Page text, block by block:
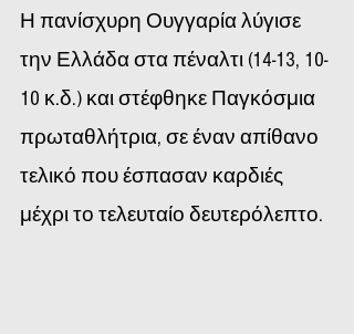
Η πανίσχυρη Ουγγαρία λύγισε
την Ελλάδα στα πέναλτι (14-13, 10-
10 κ.δ.) και στέφθηκε Παγκόσμια
πρωταθλήτρια, σε έναν απίθανο
τελικό που έσπασαν καρδιές
μέχρι το τελευταίο δευτερόλεπτο.